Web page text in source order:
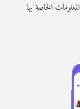
الخاصة بها